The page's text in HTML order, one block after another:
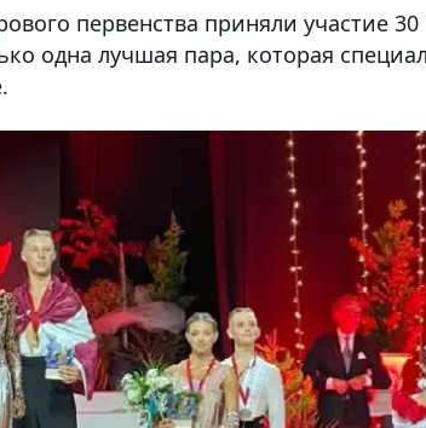
первенства приняли участие
одна лучшая пара, которая